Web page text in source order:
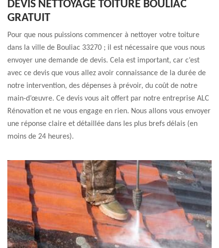
DEVIS NETTOYAGE TOITURE BOULIAC
GRATUIT
Pour que nous puissions commencer à nettoyer votre toiture
dans la ville de Bouliac 33270 ; il est nécessaire que vous nous
envoyer une demande de devis. Cela est important, car c’est
avec ce devis que vous allez avoir connaissance de la durée de
notre intervention, des dépenses à prévoir, du coût de notre
main-d’œuvre. Ce devis vous ait offert par notre entreprise ALC
Rénovation et ne vous engage en rien. Nous allons vous envoyer
une réponse claire et détaillée dans les plus brefs délais (en
moins de 24 heures).